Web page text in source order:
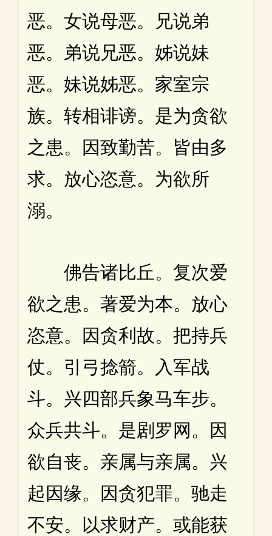
恶。女说母恶。兄说弟
恶。弟说兄恶。姊说妹
恶。妹说姊恶。家室宗
族。转相诽谤。是为贪欲
之患。因致勤苦。皆由多
求。放心恣意。为欲所
溺。
佛告诸比丘。复次爱
欲之患。著爱为本。放心
恣意。因贪利故。把持兵
仗。引弓捻箭。入军战
斗。兴四部兵象马车步。
众兵共斗。是剧罗网。因
欲自丧。亲属与亲属。兴
起因缘。因贪犯罪。驰走
不安。以求财产。或能获